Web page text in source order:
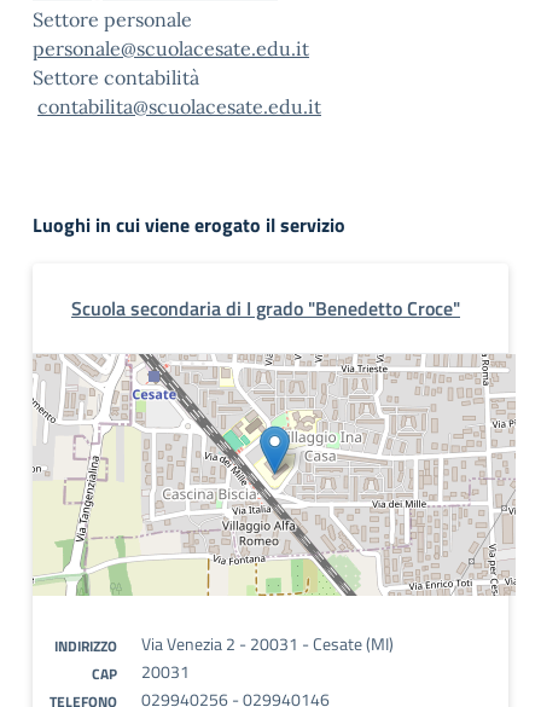
Settore personale
personale@scuolacesate.edu.it
Settore contabilità
contabilita@scuolacesate.edu.it
Luoghi in cui viene erogato il servizio
Scuola secondaria di I grado "Benedetto Croce"
INDIRIZZO Via Venezia 2 - 20031 - Cesate (MI)
CAP 20031
TELEFONO 029940256 - 029940146